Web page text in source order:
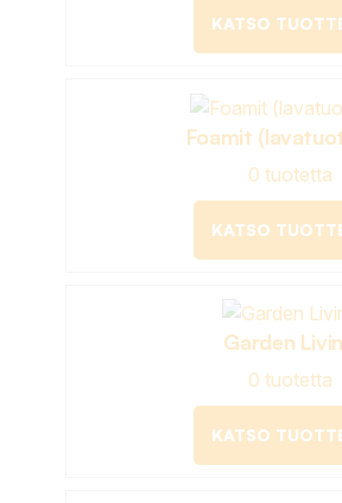
KATSO
Foamit
0 tuotetta
KATSO
Garden
0 tuotetta
KATSO